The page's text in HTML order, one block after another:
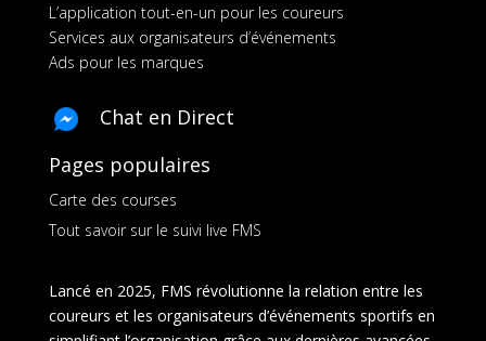
L’application tout-en-un pour les coureurs
Services aux organisateurs d’événements
Ads pour les marques
Chat en Direct
Pages populaires
Carte des courses
Tout savoir sur le suivi live FMS
Lancé en 2025, FMS révolutionne la relation entre les
coureurs et les organisateurs d’événements sportifs en